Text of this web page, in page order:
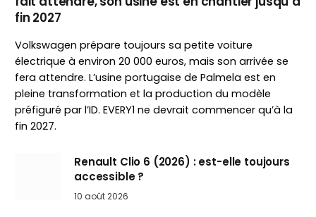
fin 2027
Volkswagen prépare toujours sa petite voiture
électrique à environ 20 000 euros, mais son arrivée se
fera attendre. L’usine portugaise de Palmela est en
pleine transformation et la production du modèle
préfiguré par l’ID. EVERY1 ne devrait commencer qu’à la
fin 2027.
Renault Clio 6 (2026) : est-elle toujours
accessible ?
10 août 2026